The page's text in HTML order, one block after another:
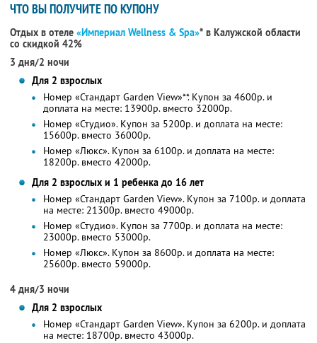
ЧТО ВЫ ПОЛУЧИТЕ ПО КУПОНУ
Отдых в отеле «Империал Wellness & Spa»* в Калужской области
со скидкой 42%
3 дня/2 ночи
Для 2 взрослых
Номер «Стандарт Garden View»**. Купон за 4600р. и
доплата на месте: 13900р. вместо 32000р.
Номер «Студио». Купон за 5200р. и доплата на месте:
15600р. вместо 36000р.
Номер «Люкс». Купон за 6100р. и доплата на месте:
18200р. вместо 42000р.
Для 2 взрослых и 1 ребенка до 16 лет
Номер «Стандарт Garden View». Купон за 7100р. и доплата
на месте: 21300р. вместо 49000р.
Номер «Студио». Купон за 7700р. и доплата на месте:
23000р. вместо 53000р.
Номер «Люкс». Купон за 8600р. и доплата на месте:
25600р. вместо 59000р.
4 дня/3 ночи
Для 2 взрослых
Номер «Стандарт Garden View». Купон за 6200р. и доплата
на месте: 18700р. вместо 43000р.